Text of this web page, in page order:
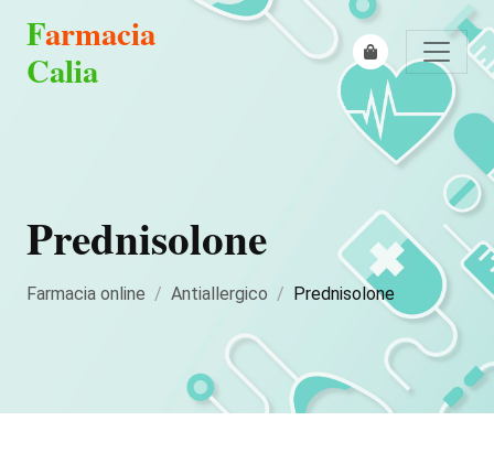
Farmacia
Calia
Prednisolone
Farmacia online Antiallergico Prednisolone